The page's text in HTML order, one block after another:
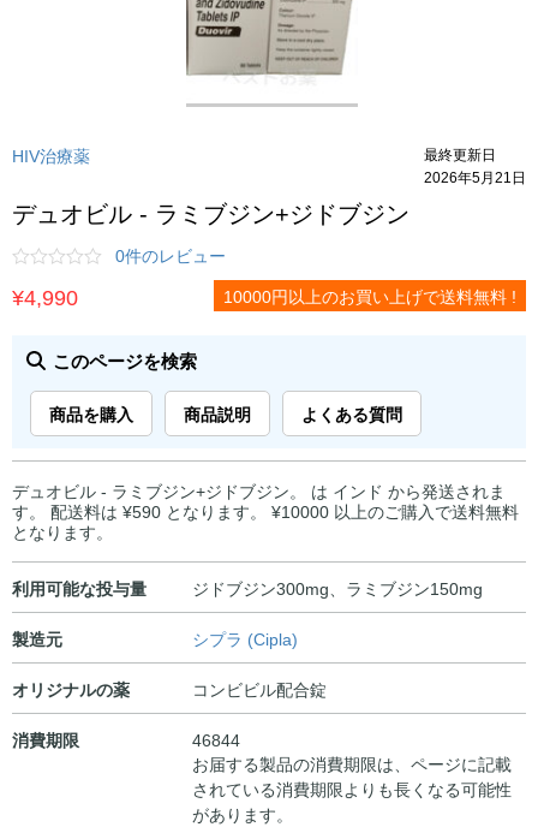
HIV治療薬
最終更新日
2026年5月21日
デュオビル - ラミブジン+ジドブジン
0件のレビュー
¥4,990 10000円以上のお買い上げで送料無料 !
このページを検索
商品を購入 商品説明 よくある質問
デュオビル - ラミブジン+ジドブジン。 は インド から発送されま
す。 配送料は ¥590 となります。 ¥10000 以上のご購入で送料無料
となります。
利用可能な投与量 ジドブジン300mg、ラミブジン150mg
製造元 シプラ (Cipla)
オリジナルの薬 コンビビル配合錠
消費期限
46844
お届する製品の消費期限は、ページに記載
されている消費期限よりも長くなる可能性
があります。